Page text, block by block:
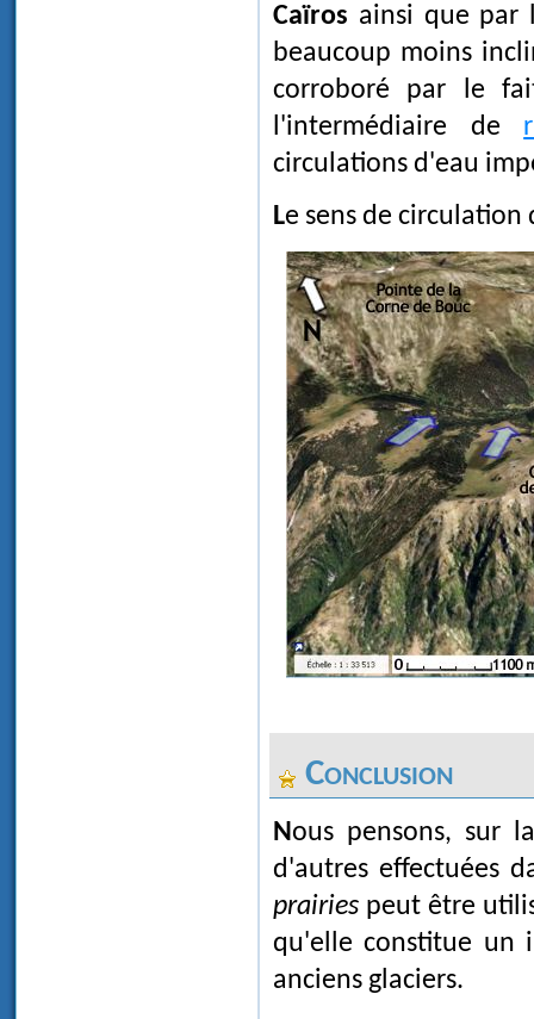
Caïros ainsi que par
beaucoup moins
corroboré par le
l'intermédiaire de
circulations d'eau
Le sens de
Conclusion
Nous pensons,
d'autres effectuées
prairies peut être
qu'elle constitue un
anciens glaciers.